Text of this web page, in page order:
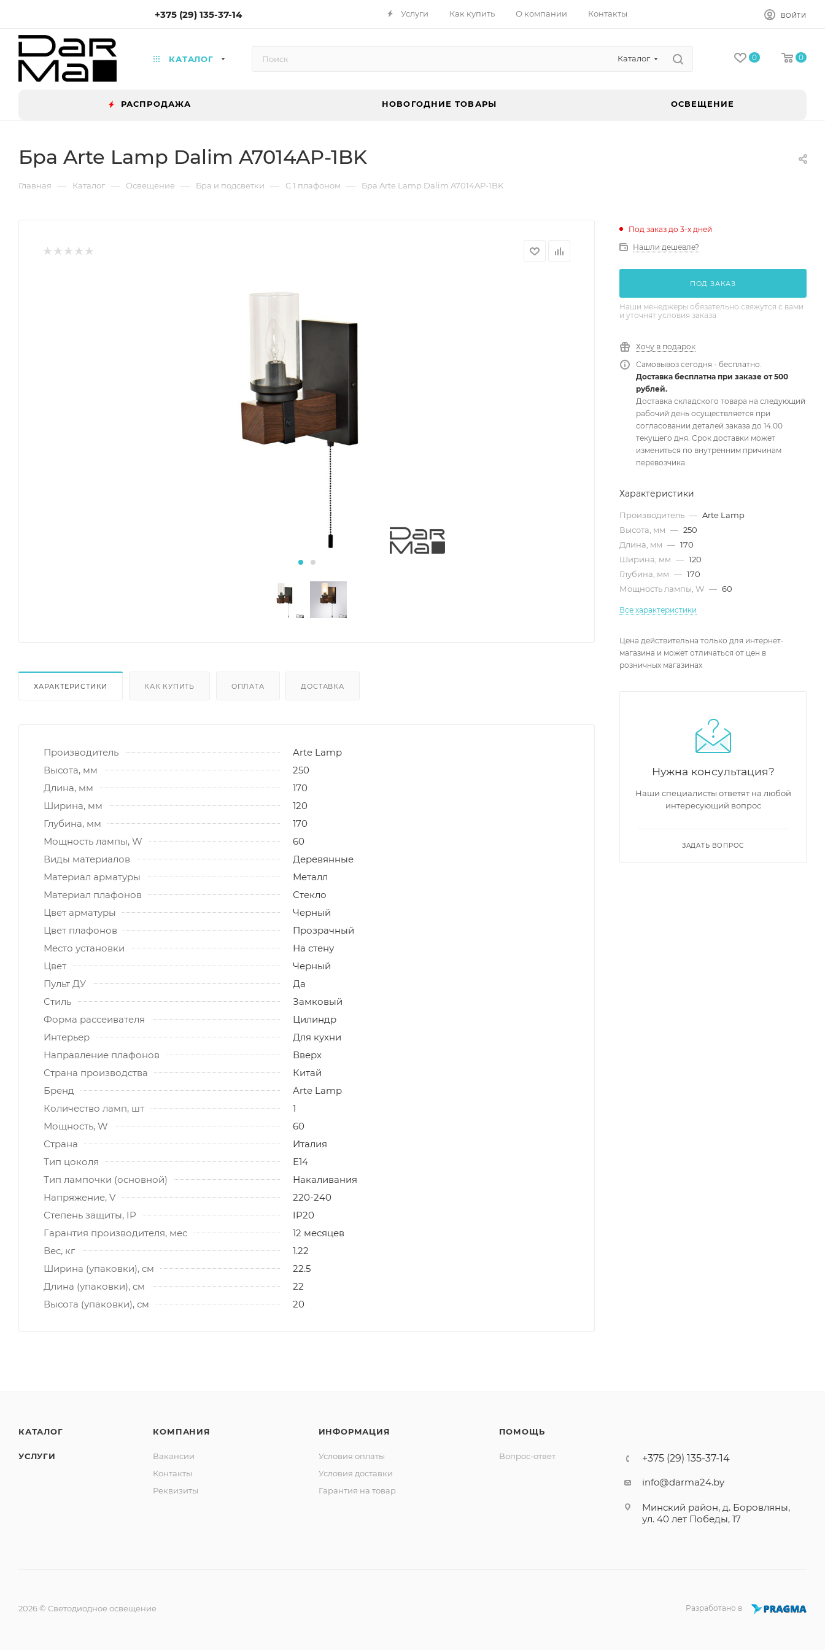
+375 (29) 135-37-14 Услуги Как купить О компании Контакты ВОЙТИ
КАТАЛОГ Каталог 0 0
РАСПРОДАЖА НОВОГОДНИЕ ТОВАРЫ ОСВЕЩЕНИЕ
Бра Arte Lamp Dalim A7014AP-1BK
Главная — Каталог — Освещение — Бра и подсветки — С 1 плафоном — Бра Arte Lamp Dalim A7014AP-1BK
ХАРАКТЕРИСТИКИ КАК КУПИТЬ ОПЛАТА ДОСТАВКА
Производитель
Arte Lamp
Высота, мм
250
Длина, мм
170
Ширина, мм
120
Глубина, мм
170
Мощность лампы, W
60
Виды материалов
Деревянные
Материал арматуры
Металл
Материал плафонов
Стекло
Цвет арматуры
Черный
Цвет плафонов
Прозрачный
Место установки
На стену
Цвет
Черный
Пульт ДУ
Да
Стиль
Замковый
Форма рассеивателя
Цилиндр
Интерьер
Для кухни
Направление плафонов
Вверх
Страна производства
Китай
Бренд
Arte Lamp
Количество ламп, шт
1
Мощность, W
60
Страна
Италия
Тип цоколя
E14
Тип лампочки (основной)
Накаливания
Напряжение, V
220-240
Степень защиты, IP
IP20
Гарантия производителя, мес
12 месяцев
Вес, кг
1.22
Ширина (упаковки), см
22.5
Длина (упаковки), см
22
Высота (упаковки), см
20
Под заказ до 3-х дней
Нашли дешевле?
ПОД ЗАКАЗ
Наши менеджеры обязательно свяжутся с вами
и уточнят условия заказа
Хочу в подарок
Самовывоз сегодня - бесплатно.
Доставка бесплатна при заказе от 500
рублей.
Доставка складского товара на следующий
рабочий день осуществляется при
согласовании деталей заказа до 14.00
текущего дня. Срок доставки может
измениться по внутренним причинам
перевозчика.
Характеристики
Производитель — Arte Lamp
Высота, мм — 250
Длина, мм — 170
Ширина, мм — 120
Глубина, мм — 170
Мощность лампы, W — 60
Все характеристики
Цена действительна только для интернет-
магазина и может отличаться от цен в
розничных магазинах
Нужна консультация?
Наши специалисты ответят на любой
интересующий вопрос
ЗАДАТЬ ВОПРОС
КАТАЛОГ
УСЛУГИ
КОМПАНИЯ
Вакансии
Контакты
Реквизиты
ИНФОРМАЦИЯ
Условия оплаты
Условия доставки
Гарантия на товар
ПОМОЩЬ
Вопрос-ответ +375 (29) 135-37-14
info@darma24.by
Минский район, д. Боровляны,
ул. 40 лет Победы, 17
2026 © Светодиодное освещение Разработано в